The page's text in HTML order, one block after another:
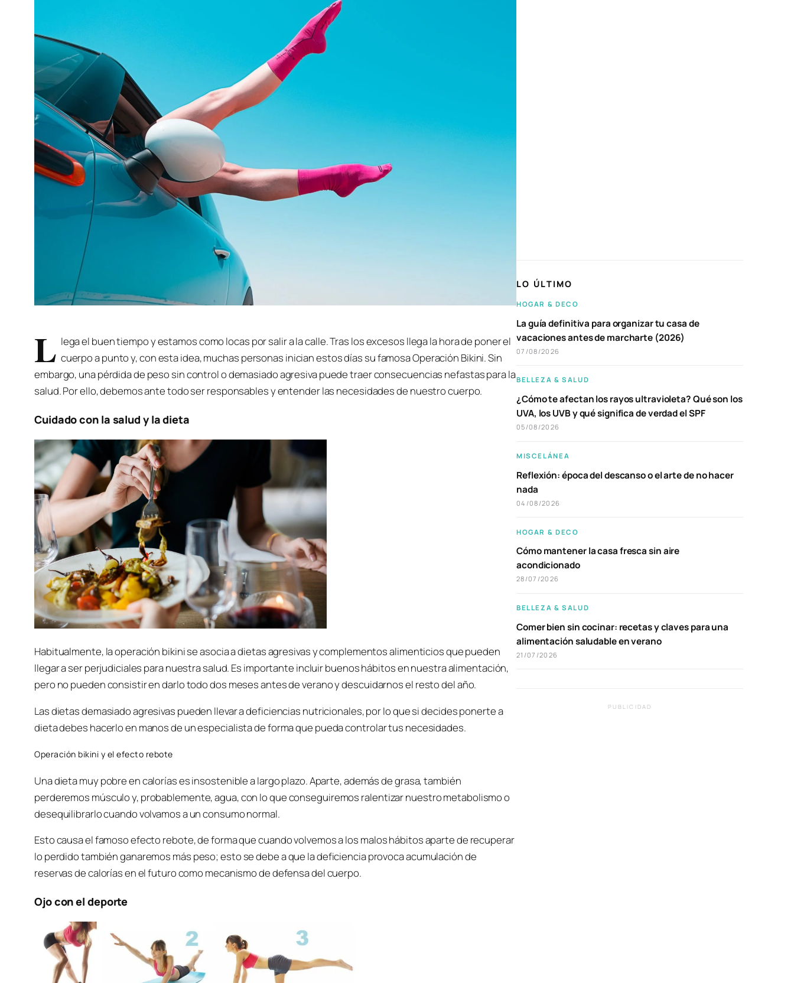
L lega el buen tiempo y estamos como locas por salir a la calle. Tras los excesos llega la hora de poner el
cuerpo a punto y, con esta idea, muchas personas inician estos días su famosa Operación Bikini. Sin
embargo, una pérdida de peso sin control o demasiado agresiva puede traer consecuencias nefastas para la
salud. Por ello, debemos ante todo ser responsables y entender las necesidades de nuestro cuerpo.
Cuidado con la salud y la dieta
Habitualmente, la operación bikini se asocia a dietas agresivas y complementos alimenticios que pueden
llegar a ser perjudiciales para nuestra salud. Es importante incluir buenos hábitos en nuestra alimentación,
pero no pueden consistir en darlo todo dos meses antes de verano y descuidarnos el resto del año.
Las dietas demasiado agresivas pueden llevar a deficiencias nutricionales, por lo que si decides ponerte a
dieta debes hacerlo en manos de un especialista de forma que pueda controlar tus necesidades.
Operación bikini y el efecto rebote
Una dieta muy pobre en calorías es insostenible a largo plazo. Aparte, además de grasa, también
perderemos músculo y, probablemente, agua, con lo que conseguiremos ralentizar nuestro metabolismo o
desequilibrarlo cuando volvamos a un consumo normal.
Esto causa el famoso efecto rebote, de forma que cuando volvemos a los malos hábitos aparte de recuperar
lo perdido también ganaremos más peso; esto se debe a que la deficiencia provoca acumulación de
reservas de calorías en el futuro como mecanismo de defensa del cuerpo.
Ojo con el deporte
LO ÚLTIMO
HOGAR & DECO
La guía definitiva para organizar tu casa de
vacaciones antes de marcharte (2026)
07/08/2026
BELLEZA & SALUD
¿Cómo te afectan los rayos ultravioleta? Qué son los
UVA, los UVB y qué significa de verdad el SPF
05/08/2026
MISCELÁNEA
Reflexión: época del descanso o el arte de no hacer
nada
04/08/2026
HOGAR & DECO
Cómo mantener la casa fresca sin aire
acondicionado
28/07/2026
BELLEZA & SALUD
Comer bien sin cocinar: recetas y claves para una
alimentación saludable en verano
21/07/2026
PUBLICIDAD